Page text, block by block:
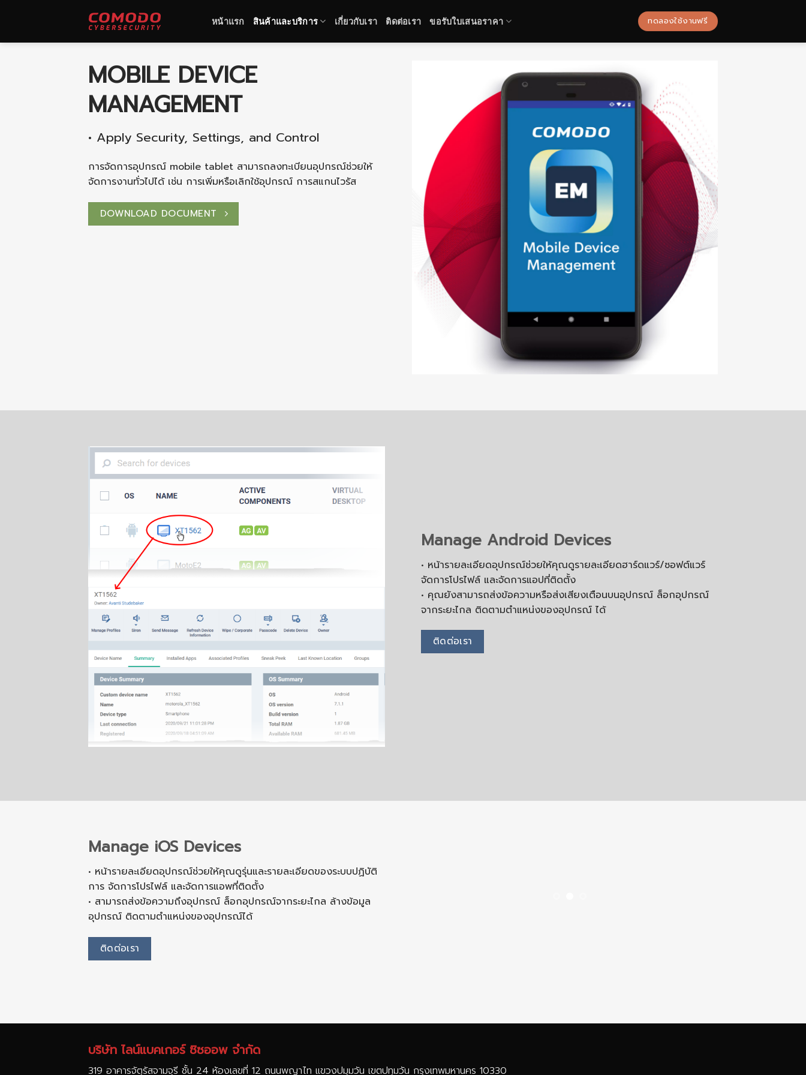
หน้าแรก สินค้าและบริการ เกี่ยวกับเรา ติดต่อเรา ขอรับใบเสนอราคา ทดลองใช้งานฟรี
MOBILE DEVICE
MANAGEMENT
• Apply Security, Settings, and Control
การจัดการอุปกรณ์ mobile tablet สามารถลงทะเบียนอุปกรณ์ช่วยให้
จัดการงานทั่วไปได้ เช่น การเพิ่มหรือเลิกใช้อุปกรณ์ การสแกนไวรัส
DOWNLOAD DOCUMENT
Manage Android Devices
• หน้ารายละเอียดอุปกรณ์ช่วยให้คุณดูรายละเอียดฮาร์ดแวร์/ซอฟต์แวร์
จัดการโปรไฟล์ และจัดการแอปที่ติดตั้ง
• คุณยังสามารถส่งข้อความหรือส่งเสียงเตือนบนอุปกรณ์ ล็อกอุปกรณ์
จากระยะไกล ติดตามตำแหน่งของอุปกรณ์ ได้
ติดต่อเรา
Manage iOS Devices
• หน้ารายละเอียดอุปกรณ์ช่วยให้คุณดูรุ่นและรายละเอียดของระบบปฏิบัติ
การ จัดการโปรไฟล์ และจัดการแอพที่ติดตั้ง
• สามารถส่งข้อความถึงอุปกรณ์ ล็อกอุปกรณ์จากระยะไกล ล้างข้อมูล
อุปกรณ์ ติดตามตำแหน่งของอุปกรณ์ได้
ติดต่อเรา
บริษัท ไลน์แบคเกอร์ ซิซออพ จำกัด
319 อาคารจัตุรัสจามจุรี ชั้น 24 ห้องเลขที่ 12 ถนนพญาไท แขวงปมุมวัน เขตปทุมวัน กรุงเทพมหานคร 10330